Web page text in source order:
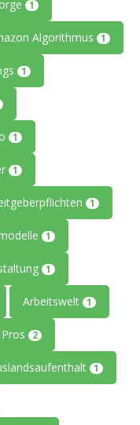
1
Algorithmus 1
1
1
1
1
1
1
Arbeitswelt 1
2
1